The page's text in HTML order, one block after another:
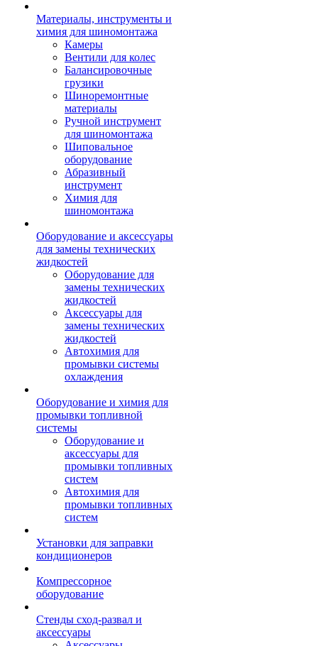
Материалы, инструменты и
химия для шиномонтажа
Камеры
Вентили для колес
Балансировочные
грузики
Шиноремонтные
материалы
Ручной инструмент
для шиномонтажа
Шиповальное
оборудование
Абразивный
инструмент
Химия для
шиномонтажа
Оборудование и аксессуары
для замены технических
жидкостей
Оборудование для
замены технических
жидкостей
Аксессуары для
замены технических
жидкостей
Автохимия для
промывки системы
охлаждения
Оборудование и химия для
промывки топливной
системы
Оборудование и
аксессуары для
промывки топливных
систем
Автохимия для
промывки топливных
систем
Установки для заправки
кондиционеров
Компрессорное
оборудование
Стенды сход-развал и
аксессуары